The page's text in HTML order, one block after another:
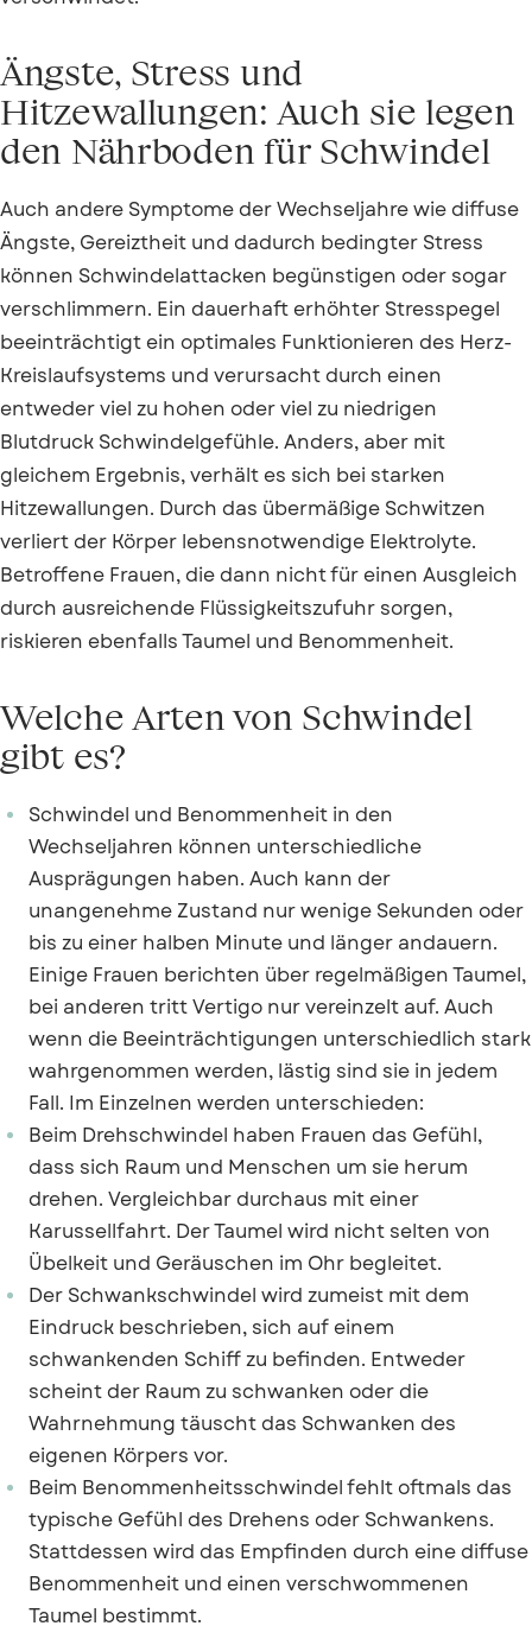
Ängste, Stress und
Hitzewallungen: Auch sie legen
den Nährboden für Schwindel
Auch andere Symptome der Wechseljahre wie diffuse
Ängste, Gereiztheit und dadurch bedingter Stress
können Schwindelattacken begünstigen oder sogar
verschlimmern. Ein dauerhaft erhöhter Stresspegel
beeinträchtigt ein optimales Funktionieren des Herz-
Kreislaufsystems und verursacht durch einen
entweder viel zu hohen oder viel zu niedrigen
Blutdruck Schwindelgefühle. Anders, aber mit
gleichem Ergebnis, verhält es sich bei starken
Hitzewallungen. Durch das übermäßige Schwitzen
verliert der Körper lebensnotwendige Elektrolyte.
Betroffene Frauen, die dann nicht für einen Ausgleich
durch ausreichende Flüssigkeitszufuhr sorgen,
riskieren ebenfalls Taumel und Benommenheit.
Welche Arten von Schwindel
gibt es?
Schwindel und Benommenheit in den
Wechseljahren können unterschiedliche
Ausprägungen haben. Auch kann der
unangenehme Zustand nur wenige Sekunden oder
bis zu einer halben Minute und länger andauern.
Einige Frauen berichten über regelmäßigen Taumel,
bei anderen tritt Vertigo nur vereinzelt auf. Auch
wenn die Beeinträchtigungen unterschiedlich stark
wahrgenommen werden, lästig sind sie in jedem
Fall. Im Einzelnen werden unterschieden:
Beim Drehschwindel haben Frauen das Gefühl,
dass sich Raum und Menschen um sie herum
drehen. Vergleichbar durchaus mit einer
Karussellfahrt. Der Taumel wird nicht selten von
Übelkeit und Geräuschen im Ohr begleitet.
Der Schwankschwindel wird zumeist mit dem
Eindruck beschrieben, sich auf einem
schwankenden Schiff zu befinden. Entweder
scheint der Raum zu schwanken oder die
Wahrnehmung täuscht das Schwanken des
eigenen Körpers vor.
Beim Benommenheitsschwindel fehlt oftmals das
typische Gefühl des Drehens oder Schwankens.
Stattdessen wird das Empfinden durch eine diffuse
Benommenheit und einen verschwommenen
Taumel bestimmt.